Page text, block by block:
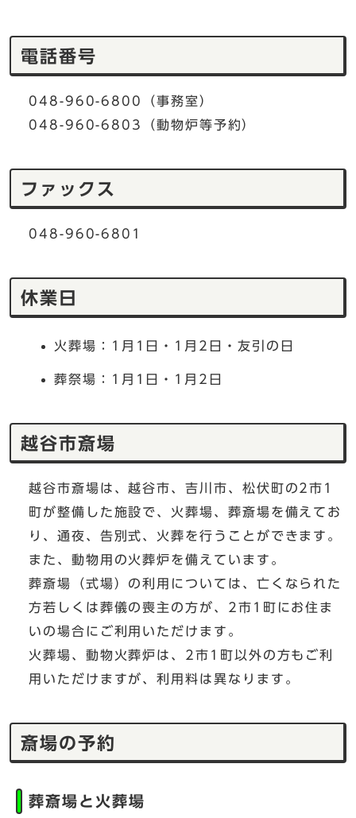
電話番号
048-960-6800（事務室）
048-960-6803（動物炉等予約）
ファックス
048-960-6801
休業日
火葬場：1月1日・1月2日・友引の日
葬祭場：1月1日・1月2日
越谷市斎場
越谷市斎場は、越谷市、吉川市、松伏町の2市1
町が整備した施設で、火葬場、葬斎場を備えてお
り、通夜、告別式、火葬を行うことができます。
また、動物用の火葬炉を備えています。
葬斎場（式場）の利用については、亡くなられた
方若しくは葬儀の喪主の方が、2市1町にお住ま
いの場合にご利用いただけます。
火葬場、動物火葬炉は、2市1町以外の方もご利
用いただけますが、利用料は異なります。
斎場の予約
葬斎場と火葬場